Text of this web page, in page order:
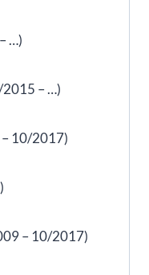
…)
– …)
10/2017)
– 10/2017)